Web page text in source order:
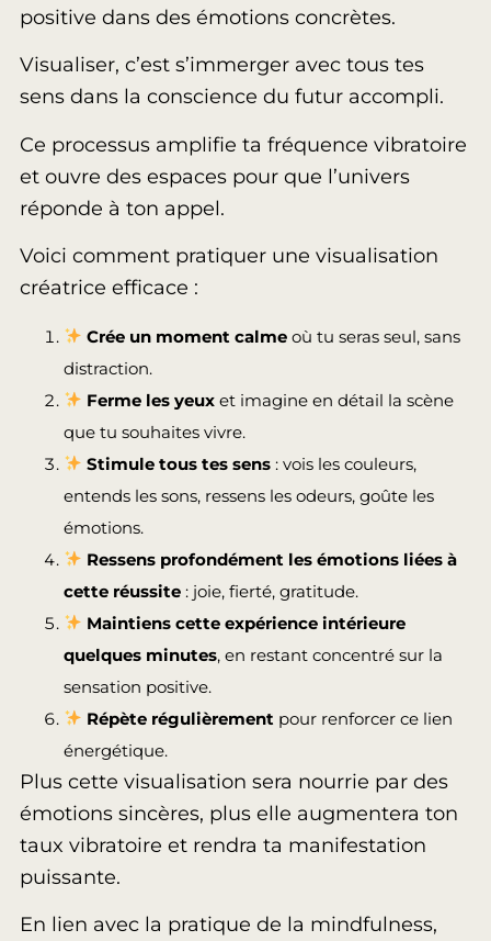
positive dans des émotions concrètes.
Visualiser, c’est s’immerger avec tous tes
sens dans la conscience du futur accompli.
Ce processus amplifie ta fréquence vibratoire
et ouvre des espaces pour que l’univers
réponde à ton appel.
Voici comment pratiquer une visualisation
créatrice efficace :
Crée un moment calmeoù tu seras seul, sans
distraction.
Ferme les yeuxet imagine en détail la scène
que tu souhaites vivre.
Stimule tous tes sens: vois les couleurs,
entends les sons, ressens les odeurs, goûte les
émotions.
Ressens profondément les émotions liées à
cette réussite: joie, fierté, gratitude.
Maintiens cette expérience intérieure
quelques minutes, en restant concentré sur la
sensation positive.
Répète régulièrement pour renforcer ce lien
énergétique.
Plus cette visualisation sera nourrie par des
émotions sincères, plus elle augmentera ton
taux vibratoire et rendra ta manifestation
puissante.
En lien avec la pratique de la mindfulness,